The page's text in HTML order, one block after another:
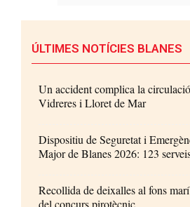
ÚLTIMES NOTÍCIES BLANES
Un accident complica la
Vidreres i Lloret de Mar
Dispositiu de Seguretat i
Major de Blanes 2026: 123
Recollida de deixalles al fons
del concurs pirotècnic